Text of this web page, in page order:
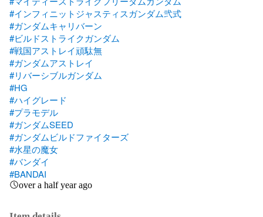
#インフィニットジャスティスガンダム弐式
#ガンダムキャリバーン
#ビルドストライクガンダム
#戦国アストレイ頑駄無
#ガンダムアストレイ
#リバーシブルガンダム
#HG
#ハイグレード
#プラモデル
#ガンダムSEED
#ガンダムビルドファイターズ
#水星の魔女
#バンダイ
#BANDAI
over a half year ago